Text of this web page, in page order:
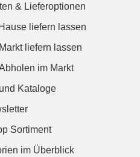
& Lieferoptionen
liefern lassen
liefern lassen
im Markt
Kataloge
Sortiment
im Überblick